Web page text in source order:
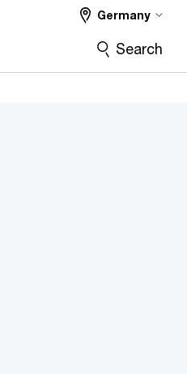
Germany
Search